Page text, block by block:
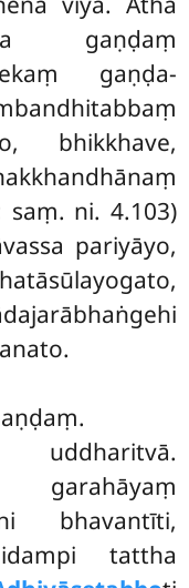
gaṇḍaṃ
gaṇḍa-
bhikkhave,
saṃ. ni. 4.103)
pariyāyo,
garahāyaṃ
bhavantīti,
tattha